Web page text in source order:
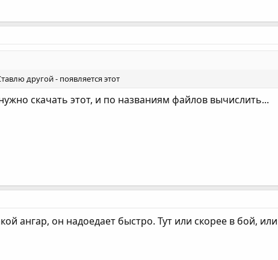
другой - появляется этот
скачать этот, и по названиям файлов вычислить...
ангар, он надоедает быстро. Тут или скорее в бой,